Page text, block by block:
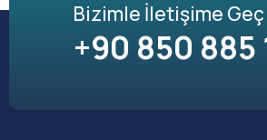
Bizimle İletişime Geç
+90 850 885